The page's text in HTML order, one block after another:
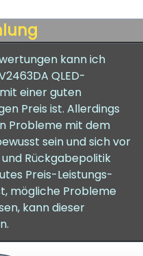
kann ich
QLED-
einer guten
Preis ist. Allerdings
Probleme mit dem
sein und sich vor
Rückgabepolitik
Preis-Leistungs-
mögliche Probleme
kann dieser